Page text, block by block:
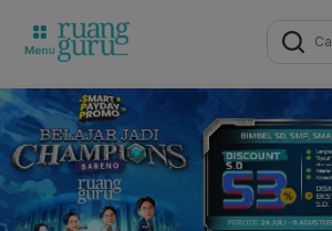
Search
for: